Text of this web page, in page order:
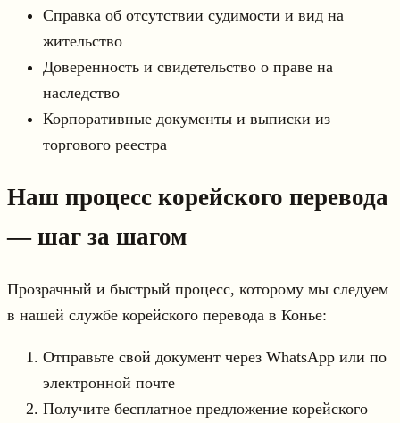
Справка об отсутствии судимости и вид на
жительство
Доверенность и свидетельство о праве на
наследство
Корпоративные документы и выписки из
торгового реестра
Наш процесс корейского перевода
— шаг за шагом
Прозрачный и быстрый процесс, которому мы следуем
в нашей службе корейского перевода в Конье:
Отправьте свой документ через WhatsApp или по
электронной почте
Получите бесплатное предложение корейского